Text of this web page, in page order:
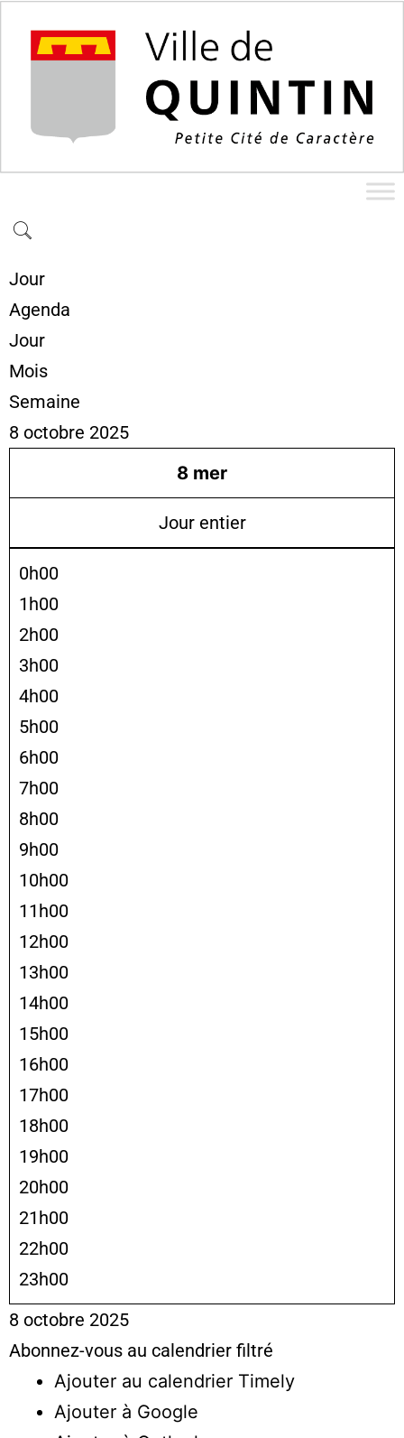
Jour
Agenda
Jour
Mois
Semaine
8 octobre 2025
8 mer
Jour entier
0h00
1h00
2h00
3h00
4h00
5h00
6h00
7h00
8h00
9h00
10h00
11h00
12h00
13h00
14h00
15h00
16h00
17h00
18h00
19h00
20h00
21h00
22h00
23h00
8 octobre 2025
Abonnez-vous au calendrier filtré
Ajouter au calendrier Timely
Ajouter à Google